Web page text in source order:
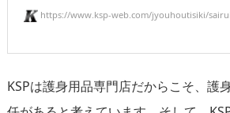
https://www.ksp-web.com/jyouhoutisiki/
KSPは護身用品専門店だからこそ、護